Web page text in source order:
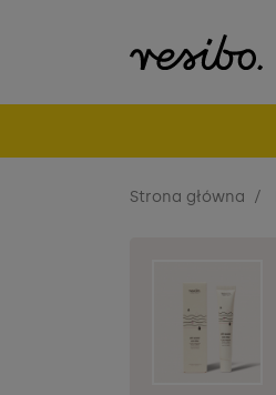
Strona główna